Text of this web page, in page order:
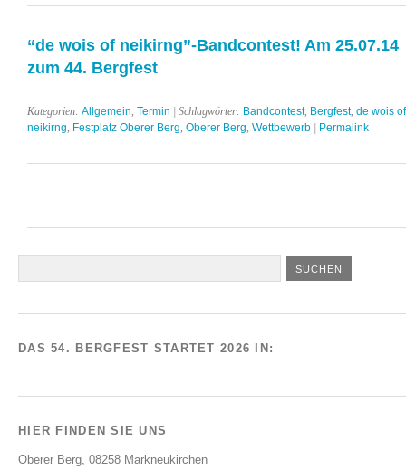
“de wois of neikirng”-Bandcontest! Am 25.07.14
zum 44. Bergfest
Kategorien: Allgemein, Termin | Schlagwörter: Bandcontest, Bergfest, de wois of
neikirng, Festplatz Oberer Berg, Oberer Berg, Wettbewerb Permalink
DAS 54. BERGFEST STARTET 2026 IN:
HIER FINDEN SIE UNS
Oberer Berg, 08258 Markneukirchen